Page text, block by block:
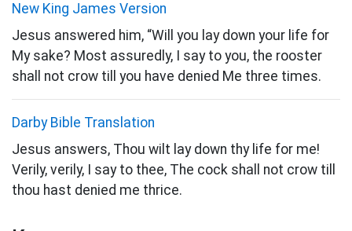
New King James Version
Jesus answered him, “Will you lay down your life for
My sake? Most assuredly, I say to you, the rooster
shall not crow till you have denied Me three times.
Darby Bible Translation
Jesus answers, Thou wilt lay down thy life for me!
Verily, verily, I say to thee, The cock shall not crow till
thou hast denied me thrice.